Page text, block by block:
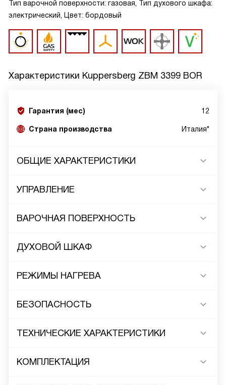
Тип варочной поверхности: газовая, Тип духового шкафа:
электрический, Цвет: бордовый
Характеристики Kuppersberg ZBM 3399 BOR
Гарантия (мес) 12
Страна производства Италия*
ОБЩИЕ ХАРАКТЕРИСТИКИ
УПРАВЛЕНИЕ
ВАРОЧНАЯ ПОВЕРХНОСТЬ
ДУХОВОЙ ШКАФ
РЕЖИМЫ НАГРЕВА
БЕЗОПАСНОСТЬ
ТЕХНИЧЕСКИЕ ХАРАКТЕРИСТИКИ
КОМПЛЕКТАЦИЯ